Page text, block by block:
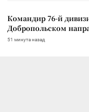
Командир 76-й
Добропольском
51 минута назад